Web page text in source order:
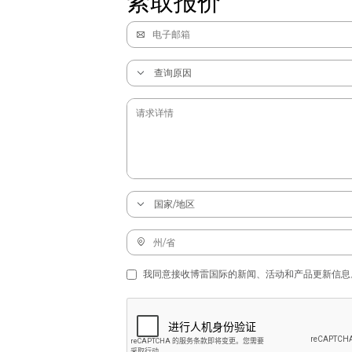
我同意接收博雷国际的新闻、活动和产品更新信